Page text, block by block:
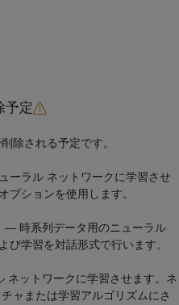
予定
除される予定です。
ーラル ネットワークに学習させ
プションを使用します。
— 時系列データ用のニューラル
び学習を対話形式で行います。
ネットワークに学習させます。ネ
ャまたは学習アルゴリズムにさ